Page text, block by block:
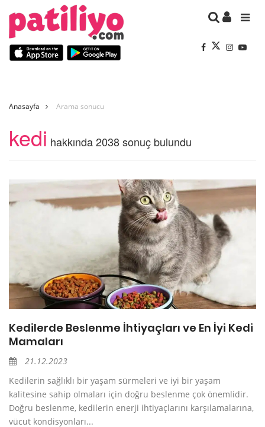
Anasayfa Arama sonucu
kedi hakkında 2038 sonuç bulundu
Kedilerde Beslenme İhtiyaçları ve En İyi Kedi
Mamaları
21.12.2023
Kedilerin sağlıklı bir yaşam sürmeleri ve iyi bir yaşam
kalitesine sahip olmaları için doğru beslenme çok önemlidir.
Doğru beslenme, kedilerin enerji ihtiyaçlarını karşılamalarına,
vücut kondisyonları...